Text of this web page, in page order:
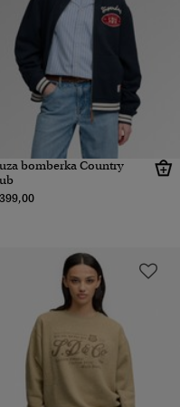
bomberka Country